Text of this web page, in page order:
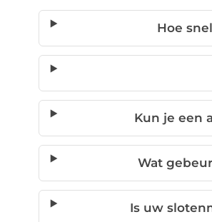
Hoe
Kun je een
Wat
Is uw